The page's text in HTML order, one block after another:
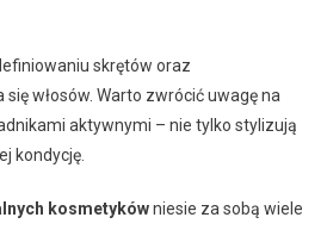
skrętów oraz
włosów. Warto zwrócić uwagę na
aktywnymi – nie tylko stylizują
kondycję.
kosmetykówniesie za sobą wiele